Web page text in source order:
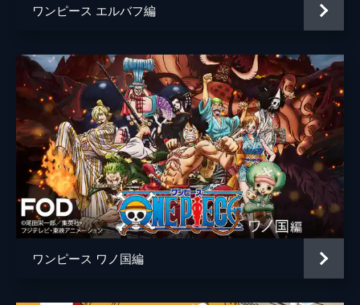
ワンピース エルバフ編
ワンピース ワノ国編